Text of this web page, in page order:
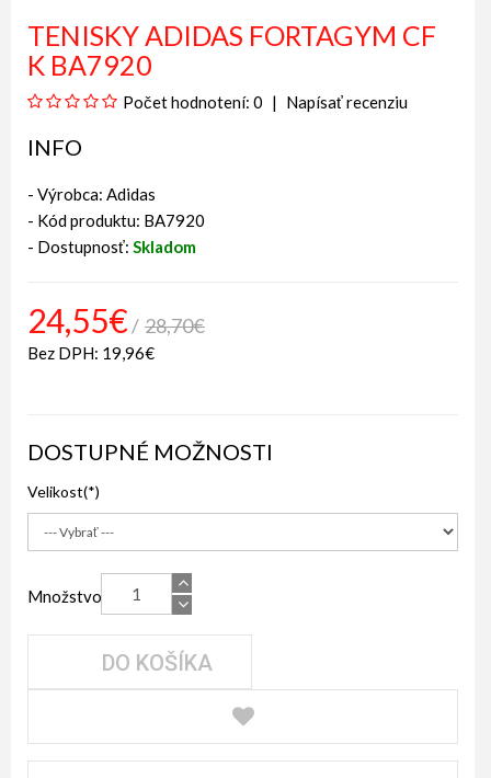
TENISKY ADIDAS FORTAGYM CF
K BA7920
Počet hodnotení: 0 Napísať recenziu
INFO
- Výrobca: Adidas
- Kód produktu: BA7920
- Dostupnosť: Skladom
24,55€ 28,70€
Bez DPH: 19,96€
DOSTUPNÉ MOŽNOSTI
Velikost
Množstvo
DO KOŠÍKA